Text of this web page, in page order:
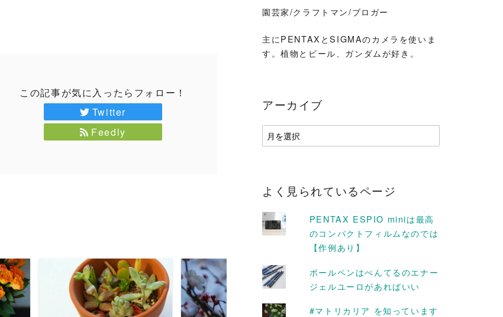
この記事が気に入ったらフォロー！
Twitter
Feedly
READ MORE READ MORE READ MORE
園芸家/クラフトマン/ブロガー
主にPENTAXとSIGMAのカメラを使いま
す。植物とビール、ガンダムが好き。
アーカイブ
ア
ー
ブ
よく見られているページ
PENTAX ESPIO miniは最高
のコンパクトフィルムなのでは
【作例あり】
ボールペンはぺんてるのエナー
ジェルユーロがあればいい
#マトリカリア を知っています